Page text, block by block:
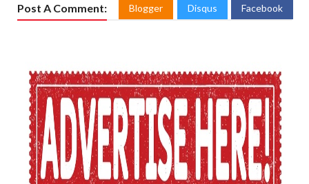
Post A Comment: Blogger Disqus Facebook